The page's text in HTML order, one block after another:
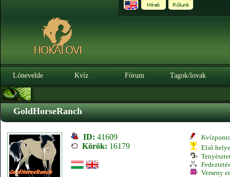
Lónevelde Kvíz Fórum Tagok/lovak
GoldHorseRanch
ID: 41609
Körök: 16179
Első
Verseny